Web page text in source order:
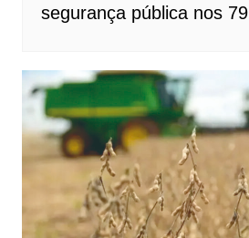
segurança pública nos